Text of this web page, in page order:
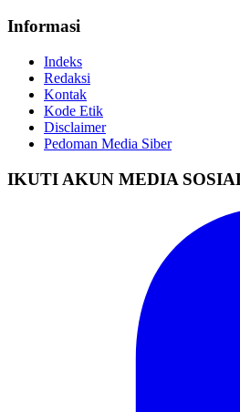
Informasi
Indeks
Redaksi
Kontak
Kode Etik
Disclaimer
Pedoman Media Siber
IKUTI AKUN MEDIA